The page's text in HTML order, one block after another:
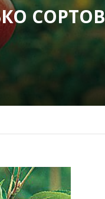
СОРТОВ